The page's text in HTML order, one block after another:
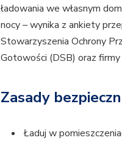
ładowania we własnym
nocy – wynika z ankiety
Stowarzyszenia Ochrony
Gotowości (DSB) oraz
Zasady
Ładuj w